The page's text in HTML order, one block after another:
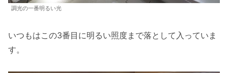
調光の一番明るい光
いつもはこの3番目に明るい照度まで落として入っていま
す。